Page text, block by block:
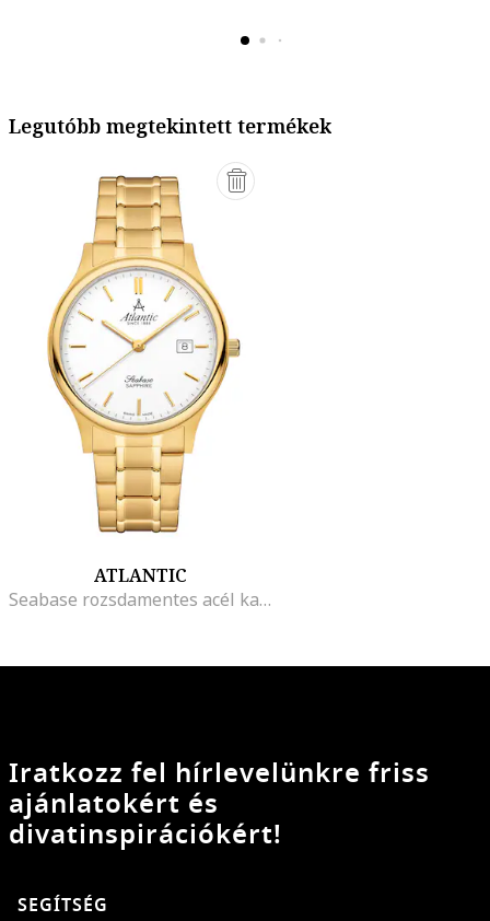
Legutóbb megtekintett termékek
ATLANTIC
Seabase rozsdamentes acél karóra, Aranyszín
Iratkozz fel hírlevelünkre friss
ajánlatokért és
divatinspirációkért!
SEGÍTSÉG